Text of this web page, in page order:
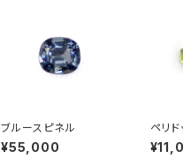
ブルースピネル
¥55,000
ペリド
ーフカ